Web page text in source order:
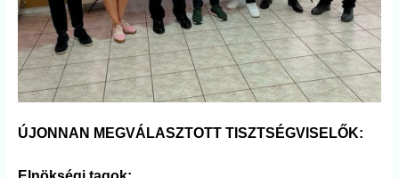
ÚJONNAN MEGVÁLASZTOTT TISZTSÉGVISELŐK: